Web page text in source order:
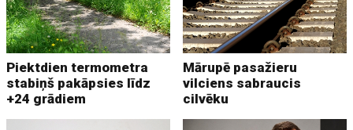
Piektdien termometra
stabiņš pakāpsies līdz
+24 grādiem
Mārupē pasažieru
vilciens sabraucis
cilvēku